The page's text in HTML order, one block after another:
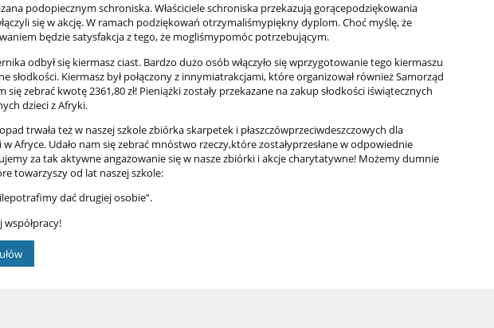
podopiecznym schroniska. Właściciele schroniska przekazują gorącepodziękowania
się w akcję. W ramach podziękowań otrzymaliśmypiękny dyplom. Choć myślę, że
będzie satysfakcja z tego, że mogliśmypomóc potrzebującym.
odbył się kiermasz ciast. Bardzo dużo osób włączyło się wprzygotowanie tego kiermaszu
słodkości. Kiermasz był połączony z innymiatrakcjami, które organizował również Samorząd
się zebrać kwotę 2361,80 zł! Pieniążki zostały przekazane na zakup słodkości iświątecznych
dzieci z Afryki.
trwała też w naszej szkole zbiórka skarpetek i płaszczówprzeciwdeszczowych dla
Afryce. Udało nam się zebrać mnóstwo rzeczy,które zostałyprzesłane w odpowiednie
za tak aktywne angażowanie się w nasze zbiórki i akcje charytatywne! Możemy dumnie
towarzyszy od lat naszej szkole:
dać drugiej osobie”.
współpracy!